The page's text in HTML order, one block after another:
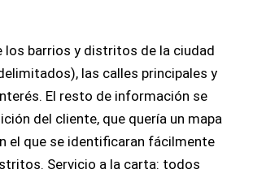
los barrios y distritos de la ciudad
las calles principales y
El resto de información se
del cliente, que quería un mapa
el que se identificaran fácilmente
Servicio a la carta: todos